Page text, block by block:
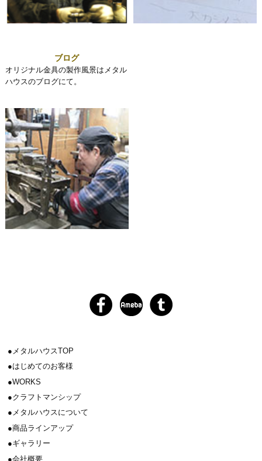
ブログ
オリジナル金具の製作風景はメタル
ハウスのブログにて。
メタルハウスTOP
はじめてのお客様
WORKS
クラフトマンシップ
メタルハウスについて
商品ラインアップ
ギャラリー
会社概要